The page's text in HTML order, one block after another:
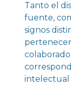
Tanto el
fuente,
signos
intelectual